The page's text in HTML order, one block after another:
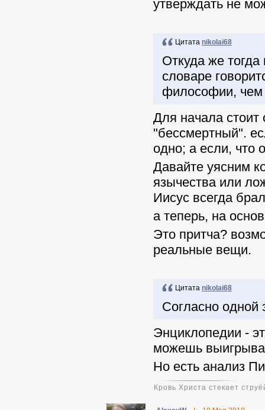
утверждать не
Цитата nikolai68
Откуда же
словаре
философии, чем
Для начала стоит
"бессмертный".
одно; а если, что
Давайте уясним
язычества или
Иисус всегда
а теперь, на
Это притча?
реальные вещи.
Цитата nikolai68
Согласно одной
Энциклопедии -
можешь
Но есть анализ
Кровь Христа стекает